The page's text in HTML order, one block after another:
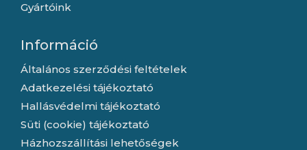
Gyártóink
Információ
Általános szerződési feltételek
Adatkezelési tájékoztató
Hallásvédelmi tájékoztató
Süti (cookie) tájékoztató
Házhozszállítási lehetőségek